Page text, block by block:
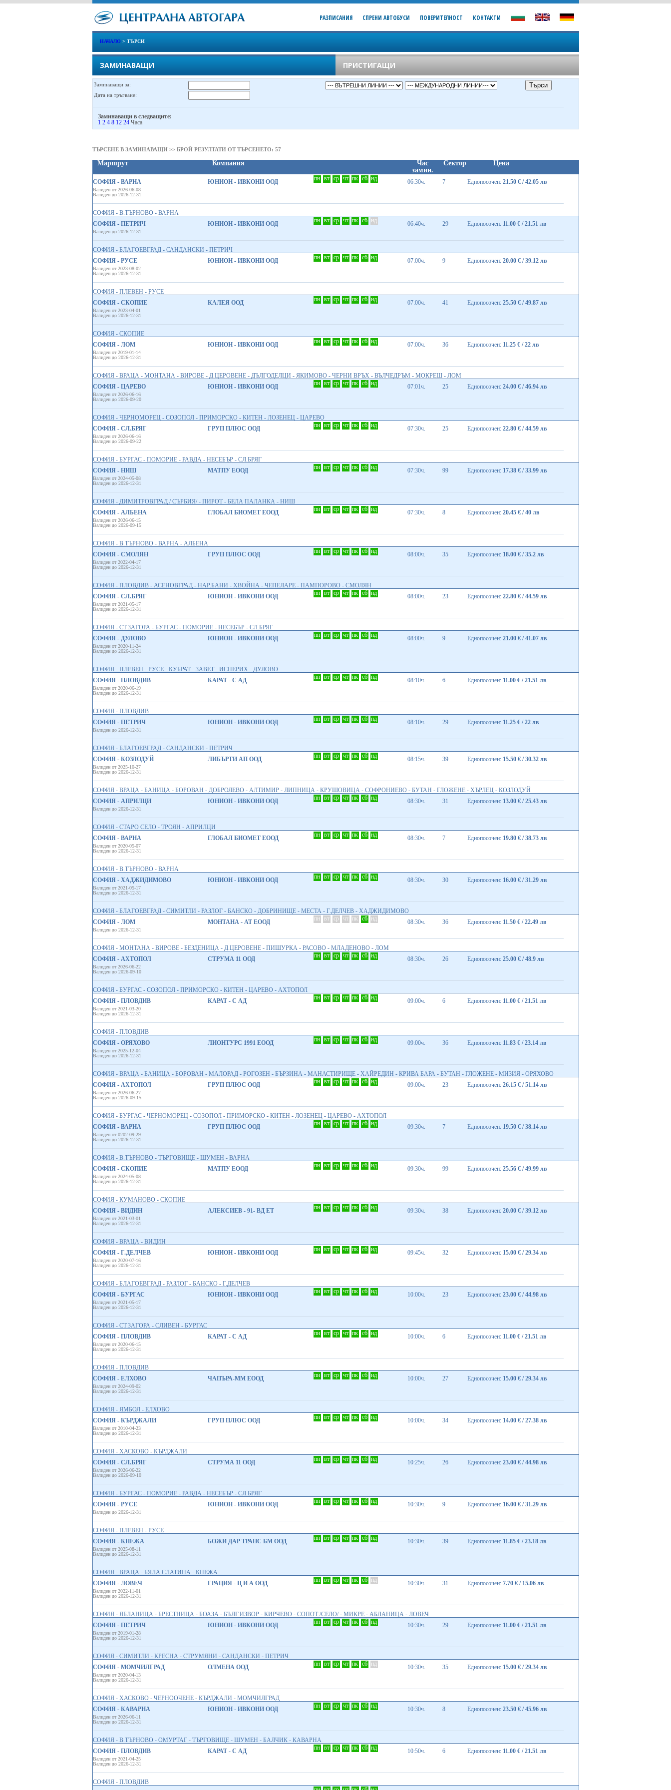
РАЗПИСАНИЯ СПРЕНИ АВТОБУСИ ПОВЕРИТЕЛНОСТ КОНТАКТИ
НАЧАЛО> ТЪРСИ
ЗАМИНАВАЩИ ПРИСТИГАЩИ
Заминаващи за:
Дата на тръгване:
Заминаващи в следващите:
1 2 4 8 12 24Часа
ТЪРСЕНЕ В ЗАМИНАВАЩИ >> БРОЙ РЕЗУЛТАТИ ОТ ТЪРСЕНЕТО: 57
Маршрут Компания
Час
замин.
Сектор Цена
СОФИЯ - ВАРНА
Валиден от 2026-06-08
Валиден до 2026-12-31
ЮНИОН - ИВКОНИ ООД пн вт ср чт пк сб нд 06:30ч. 7 Еднопосочен: 21.50 € / 42.05 лв
СОФИЯ - В.ТЪРНОВО - ВАРНА
СОФИЯ - ПЕТРИЧ
Валиден до 2026-12-31
ЮНИОН - ИВКОНИ ООД пн вт ср чт пк сб нд 06:40ч. 29 Еднопосочен: 11.00 € / 21.51 лв
СОФИЯ - БЛАГОЕВГРАД - САНДАНСКИ - ПЕТРИЧ
СОФИЯ - РУСЕ
Валиден от 2023-08-02
Валиден до 2026-12-31
ЮНИОН - ИВКОНИ ООД пн вт ср чт пк сб нд 07:00ч. 9 Еднопосочен: 20.00 € / 39.12 лв
СОФИЯ - ПЛЕВЕН - РУСЕ
СОФИЯ - СКОПИЕ
Валиден от 2023-04-01
Валиден до 2026-12-31
КАЛЕЯ ООД пн вт ср чт пк сб нд 07:00ч. 41 Еднопосочен: 25.50 € / 49.87 лв
СОФИЯ - СКОПИЕ
СОФИЯ - ЛОМ
Валиден от 2019-01-14
Валиден до 2026-12-31
ЮНИОН - ИВКОНИ ООД пн вт ср чт пк сб нд 07:00ч. 36 Еднопосочен: 11.25 € / 22 лв
СОФИЯ - ВРАЦА - МОНТАНА - ВИРОВЕ - Д.ЦЕРОВЕНЕ - ДЪЛГОДЕЛЦИ - ЯКИМОВО - ЧЕРНИ ВРЪХ - ВЪЛЧЕДРЪМ - МОКРЕШ - ЛОМ
СОФИЯ - ЦАРЕВО
Валиден от 2026-06-16
Валиден до 2026-09-20
ЮНИОН - ИВКОНИ ООД пн вт ср чт пк сб нд 07:01ч. 25 Еднопосочен: 24.00 € / 46.94 лв
СОФИЯ - ЧЕРНОМОРЕЦ - СОЗОПОЛ - ПРИМОРСКО - КИТЕН - ЛОЗЕНЕЦ - ЦАРЕВО
СОФИЯ - СЛ.БРЯГ
Валиден от 2026-06-16
Валиден до 2026-09-22
ГРУП ПЛЮС ООД пн вт ср чт пк сб нд 07:30ч. 25 Еднопосочен: 22.80 € / 44.59 лв
СОФИЯ - БУРГАС - ПОМОРИЕ - РАВДА - НЕСЕБЪР - СЛ.БРЯГ
СОФИЯ - НИШ
Валиден от 2024-05-08
Валиден до 2026-12-31
МАТПУ ЕООД пн вт ср чт пк сб нд 07:30ч. 99 Еднопосочен: 17.38 € / 33.99 лв
СОФИЯ - ДИМИТРОВГРАД / СЪРБИЯ/ - ПИРОТ - БЕЛА ПАЛАНКА - НИШ
СОФИЯ - АЛБЕНА
Валиден от 2026-06-15
Валиден до 2026-09-15
ГЛОБАЛ БИОМЕТ EООД пн вт ср чт пк сб нд 07:30ч. 8 Еднопосочен: 20.45 € / 40 лв
СОФИЯ - В.ТЪРНОВО - ВАРНА - АЛБЕНА
СОФИЯ - СМОЛЯН
Валиден от 2022-04-17
Валиден до 2026-12-31
ГРУП ПЛЮС ООД пн вт ср чт пк сб нд 08:00ч. 35 Еднопосочен: 18.00 € / 35.2 лв
СОФИЯ - ПЛОВДИВ - АСЕНОВГРАД - НАР.БАНИ - ХВОЙНА - ЧЕПЕЛАРЕ - ПАМПОРОВО - СМОЛЯН
СОФИЯ - СЛ.БРЯГ
Валиден от 2021-05-17
Валиден до 2026-12-31
ЮНИОН - ИВКОНИ ООД пн вт ср чт пк сб нд 08:00ч. 23 Еднопосочен: 22.80 € / 44.59 лв
СОФИЯ - СТ.ЗАГОРА - БУРГАС - ПОМОРИЕ - НЕСЕБЪР - СЛ.БРЯГ
СОФИЯ - ДУЛОВО
Валиден от 2020-11-24
Валиден до 2026-12-31
ЮНИОН - ИВКОНИ ООД пн вт ср чт пк сб нд 08:00ч. 9 Еднопосочен: 21.00 € / 41.07 лв
СОФИЯ - ПЛЕВЕН - РУСЕ - КУБРАТ - ЗАВЕТ - ИСПЕРИХ - ДУЛОВО
СОФИЯ - ПЛОВДИВ
Валиден от 2020-06-19
Валиден до 2026-12-31
КАРАТ - С АД пн вт ср чт пк сб нд 08:10ч. 6 Еднопосочен: 11.00 € / 21.51 лв
СОФИЯ - ПЛОВДИВ
СОФИЯ - ПЕТРИЧ
Валиден до 2026-12-31
ЮНИОН - ИВКОНИ ООД пн вт ср чт пк сб нд 08:10ч. 29 Еднопосочен: 11.25 € / 22 лв
СОФИЯ - БЛАГОЕВГРАД - САНДАНСКИ - ПЕТРИЧ
СОФИЯ - КОЗЛОДУЙ
Валиден от 2025-10-27
Валиден до 2026-12-31
ЛИБЪРТИ АП ООД пн вт ср чт пк сб нд 08:15ч. 39 Еднопосочен: 15.50 € / 30.32 лв
СОФИЯ - ВРАЦА - БАНИЦА - БОРОВАН - ДОБРОЛЕВО - АЛТИМИР - ЛИПНИЦА - КРУШОВИЦА - СОФРОНИЕВО - БУТАН - ГЛОЖЕНЕ - ХЪРЛЕЦ - КОЗЛОДУЙ
СОФИЯ - АПРИЛЦИ
Валиден до 2026-12-31
ЮНИОН - ИВКОНИ ООД пн вт ср чт пк сб нд 08:30ч. 31 Еднопосочен: 13.00 € / 25.43 лв
СОФИЯ - СТАРО СЕЛО - ТРОЯН - АПРИЛЦИ
СОФИЯ - ВАРНА
Валиден от 2020-05-07
Валиден до 2026-12-31
ГЛОБАЛ БИОМЕТ EООД пн вт ср чт пк сб нд 08:30ч. 7 Еднопосочен: 19.80 € / 38.73 лв
СОФИЯ - В.ТЪРНОВО - ВАРНА
СОФИЯ - ХАДЖИДИМОВО
Валиден от 2021-05-17
Валиден до 2026-12-31
ЮНИОН - ИВКОНИ ООД пн вт ср чт пк сб нд 08:30ч. 30 Еднопосочен: 16.00 € / 31.29 лв
СОФИЯ - БЛАГОЕВГРАД - СИМИТЛИ - РАЗЛОГ - БАНСКО - ДОБРИНИЩЕ - МЕСТА - Г.ДЕЛЧЕВ - ХАДЖИДИМОВО
СОФИЯ - ЛОМ
Валиден до 2026-12-31
МОНТАНА - АТ ЕООД пн вт ср чт пк сб нд 08:30ч. 36 Еднопосочен: 11.50 € / 22.49 лв
СОФИЯ - МОНТАНА - ВИРОВЕ - БЕЗДЕНИЦА - Д.ЦЕРОВЕНЕ - ПИШУРКА - РАСОВО - МЛАДЕНОВО - ЛОМ
СОФИЯ - АХТОПОЛ
Валиден от 2026-06-22
Валиден до 2026-09-10
СТРУМА 11 ООД пн вт ср чт пк сб нд 08:30ч. 26 Еднопосочен: 25.00 € / 48.9 лв
СОФИЯ - БУРГАС - СОЗОПОЛ - ПРИМОРСКО - КИТЕН - ЦАРЕВО - АХТОПОЛ
СОФИЯ - ПЛОВДИВ
Валиден от 2021-03-20
Валиден до 2026-12-31
КАРАТ - С АД пн вт ср чт пк сб нд 09:00ч. 6 Еднопосочен: 11.00 € / 21.51 лв
СОФИЯ - ПЛОВДИВ
СОФИЯ - ОРЯХОВО
Валиден от 2025-12-04
Валиден до 2026-12-31
ЛИОНТУРС 1991 ЕООД пн вт ср чт пк сб нд 09:00ч. 36 Еднопосочен: 11.83 € / 23.14 лв
СОФИЯ - ВРАЦА - БАНИЦА - БОРОВАН - МАЛОРАД - РОГОЗЕН - БЪРЗИНА - МАНАСТИРИЩЕ - ХАЙРЕДИН - КРИВА БАРА - БУТАН - ГЛОЖЕНЕ - МИЗИЯ - ОРЯХОВО
СОФИЯ - АХТОПОЛ
Валиден от 2026-06-27
Валиден до 2026-09-15
ГРУП ПЛЮС ООД пн вт ср чт пк сб нд 09:00ч. 23 Еднопосочен: 26.15 € / 51.14 лв
СОФИЯ - БУРГАС - ЧЕРНОМОРЕЦ - СОЗОПОЛ - ПРИМОРСКО - КИТЕН - ЛОЗЕНЕЦ - ЦАРЕВО - АХТОПОЛ
СОФИЯ - ВАРНА
Валиден от 0202-09-29
Валиден до 2026-12-31
ГРУП ПЛЮС ООД пн вт ср чт пк сб нд 09:30ч. 7 Еднопосочен: 19.50 € / 38.14 лв
СОФИЯ - В.ТЪРНОВО - ТЪРГОВИЩЕ - ШУМЕН - ВАРНА
СОФИЯ - СКОПИЕ
Валиден от 2024-05-08
Валиден до 2026-12-31
МАТПУ ЕООД пн вт ср чт пк сб нд 09:30ч. 99 Еднопосочен: 25.56 € / 49.99 лв
СОФИЯ - КУМАНОВО - СКОПИЕ
СОФИЯ - ВИДИН
Валиден от 2021-03-01
Валиден до 2026-12-31
АЛЕКСИЕВ - 91- ВД ЕТ пн вт ср чт пк сб нд 09:30ч. 38 Еднопосочен: 20.00 € / 39.12 лв
СОФИЯ - ВРАЦА - ВИДИН
СОФИЯ - Г.ДЕЛЧЕВ
Валиден от 2020-07-16
Валиден до 2026-12-31
ЮНИОН - ИВКОНИ ООД пн вт ср чт пк сб нд 09:45ч. 32 Еднопосочен: 15.00 € / 29.34 лв
СОФИЯ - БЛАГОЕВГРАД - РАЗЛОГ - БАНСКО - Г.ДЕЛЧЕВ
СОФИЯ - БУРГАС
Валиден от 2021-05-17
Валиден до 2026-12-31
ЮНИОН - ИВКОНИ ООД пн вт ср чт пк сб нд 10:00ч. 23 Еднопосочен: 23.00 € / 44.98 лв
СОФИЯ - СТ.ЗАГОРА - СЛИВЕН - БУРГАС
СОФИЯ - ПЛОВДИВ
Валиден от 2020-06-15
Валиден до 2026-12-31
КАРАТ - С АД пн вт ср чт пк сб нд 10:00ч. 6 Еднопосочен: 11.00 € / 21.51 лв
СОФИЯ - ПЛОВДИВ
СОФИЯ - ЕЛХОВО
Валиден от 2024-09-02
Валиден до 2026-12-31
ЧАПЪРА-ММ ЕООД пн вт ср чт пк сб нд 10:00ч. 27 Еднопосочен: 15.00 € / 29.34 лв
СОФИЯ - ЯМБОЛ - ЕЛХОВО
СОФИЯ - КЪРДЖАЛИ
Валиден от 2010-04-23
Валиден до 2026-12-31
ГРУП ПЛЮС ООД пн вт ср чт пк сб нд 10:00ч. 34 Еднопосочен: 14.00 € / 27.38 лв
СОФИЯ - ХАСКОВО - КЪРДЖАЛИ
СОФИЯ - СЛ.БРЯГ
Валиден от 2026-06-22
Валиден до 2026-09-10
СТРУМА 11 ООД пн вт ср чт пк сб нд 10:25ч. 26 Еднопосочен: 23.00 € / 44.98 лв
СОФИЯ - БУРГАС - ПОМОРИЕ - РАВДА - НЕСЕБЪР - СЛ.БРЯГ
СОФИЯ - РУСЕ
Валиден до 2026-12-31
ЮНИОН - ИВКОНИ ООД пн вт ср чт пк сб нд 10:30ч. 9 Еднопосочен: 16.00 € / 31.29 лв
СОФИЯ - ПЛЕВЕН - РУСЕ
СОФИЯ - КНЕЖА
Валиден от 2025-08-11
Валиден до 2026-12-31
БОЖИ ДАР ТРАНС БМ ООД пн вт ср чт пк сб нд 10:30ч. 39 Еднопосочен: 11.85 € / 23.18 лв
СОФИЯ - ВРАЦА - БЯЛА СЛАТИНА - КНЕЖА
СОФИЯ - ЛОВЕЧ
Валиден от 2022-11-01
Валиден до 2026-12-31
ГРАЦИЯ - Ц И А ООД пн вт ср чт пк сб нд 10:30ч. 31 Еднопосочен: 7.70 € / 15.06 лв
СОФИЯ - ЯБЛАНИЦА - БРЕСТНИЦА - БОАЗА - БЪЛГ.ИЗВОР - КИРЧЕВО - СОПОТ /СЕЛО/ - МИКРЕ - АБЛАНИЦА - ЛОВЕЧ
СОФИЯ - ПЕТРИЧ
Валиден от 2019-01-28
Валиден до 2026-12-31
ЮНИОН - ИВКОНИ ООД пн вт ср чт пк сб нд 10:30ч. 29 Еднопосочен: 11.00 € / 21.51 лв
СОФИЯ - СИМИТЛИ - КРЕСНА - СТРУМЯНИ - САНДАНСКИ - ПЕТРИЧ
СОФИЯ - МОМЧИЛГРАД
Валиден от 2020-04-13
Валиден до 2026-12-31
ОЛМЕНА ООД пн вт ср чт пк сб нд 10:30ч. 35 Еднопосочен: 15.00 € / 29.34 лв
СОФИЯ - ХАСКОВО - ЧЕРНООЧЕНЕ - КЪРДЖАЛИ - МОМЧИЛГРАД
СОФИЯ - КАВАРНА
Валиден от 2026-06-11
Валиден до 2026-12-31
ЮНИОН - ИВКОНИ ООД пн вт ср чт пк сб нд 10:30ч. 8 Еднопосочен: 23.50 € / 45.96 лв
СОФИЯ - В.ТЪРНОВО - ОМУРТАГ - ТЪРГОВИЩЕ - ШУМЕН - БАЛЧИК - КАВАРНА
СОФИЯ - ПЛОВДИВ
Валиден от 2021-04-25
Валиден до 2026-12-31
КАРАТ - С АД пн вт ср чт пк сб нд 10:50ч. 6 Еднопосочен: 11.00 € / 21.51 лв
СОФИЯ - ПЛОВДИВ